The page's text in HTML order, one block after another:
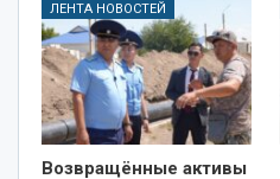
ЛЕНТА НОВОСТЕЙ
Возвращённые активы